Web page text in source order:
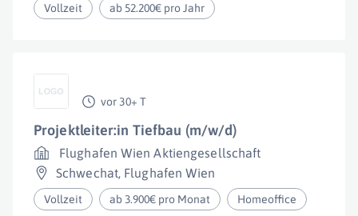
Vollzeit ab 52.200€ pro Jahr
vor 30+ T
Projektleiter:in Tiefbau (m/w/d)
Flughafen Wien Aktiengesellschaft
Schwechat, Flughafen Wien
Vollzeit ab 3.900€ pro Monat Homeoffice